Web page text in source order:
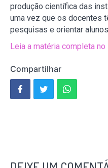
produção científica das
uma vez que os docentes
pesquisas e orientar
Leia a matéria completa no
Compartilhar